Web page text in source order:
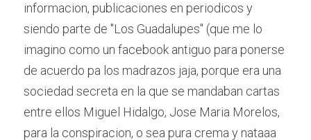
informacion, publicaciones en periodicos y
siendo parte de "Los Guadalupes" (que me lo
imagino como un facebook antiguo para ponerse
de acuerdo pa los madrazos jaja, porque era una
sociedad secreta en la que se mandaban cartas
entre ellos Miguel Hidalgo, Jose Maria Morelos,
para la conspiracion, o sea pura crema y nataaa